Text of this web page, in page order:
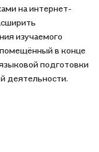
на интернет-
изучаемого
в конце
подготовки
деятельности.